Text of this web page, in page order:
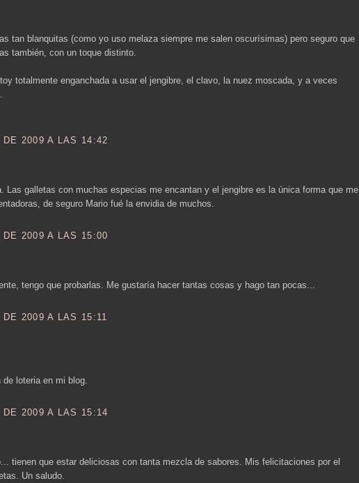
tan blanquitas (como yo uso melaza siempre me salen oscurísimas) pero seguro que
también, con un toque distinto.
totalmente enganchada a usar el jengibre, el clavo, la nuez moscada, y a veces
2009 A LAS 14:42
Las galletas con muchas especias me encantan y el jengibre es la única forma que me
de seguro Mario fué la envidia de muchos.
2009 A LAS 15:00
tengo que probarlas. Me gustaría hacer tantas cosas y hago tan pocas...
2009 A LAS 15:11
loteria en mi blog.
2009 A LAS 15:14
tienen que estar deliciosas con tanta mezcla de sabores. Mis felicitaciones por el
Un saludo.